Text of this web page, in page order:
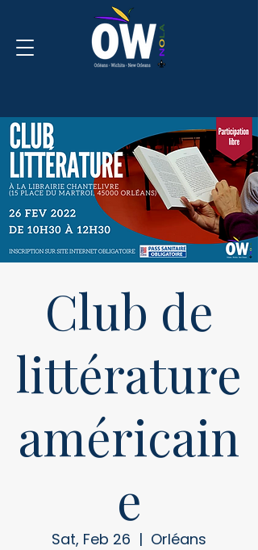
Club de
littérature
américain
e
Sat, Feb 26
  |
Orléans